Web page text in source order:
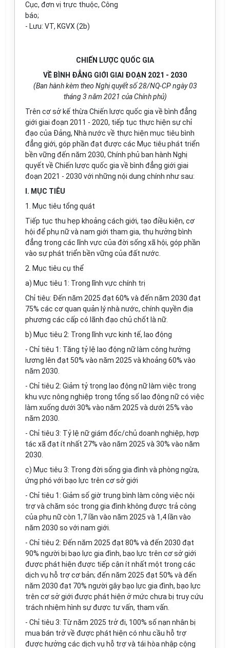
Cục, đơn vị trực thuộc, Công
báo;
- Lưu: VT, KGVX (2b)
CHIẾN LƯỢC QUỐC GIA
VỀ BÌNH ĐẲNG GIỚI GIAI ĐOẠN 2021 - 2030
(Ban hành kèm theo Nghị quyết số 28/NQ-CP ngày 03
tháng 3 năm 2021 của Chính phủ)
Trên cơ sở kế thừa Chiến lược quốc gia về bình đẳng
giới giai đoạn 2011 - 2020, tiếp tục thực hiện sự chỉ
đạo của Đảng, Nhà nước về thực hiện mục tiêu bình
đẳng giới, góp phần đạt được các Mục tiêu phát triển
bền vững đến năm 2030, Chính phủ ban hành Nghị
quyết về Chiến lược quốc gia về bình đẳng giới giai
đoạn 2021 - 2030 với những nội dung chính như sau:
I. MỤC TIÊU
1. Mục tiêu tổng quát
Tiếp tục thu hẹp khoảng cách giới, tạo điều kiện, cơ
hội để phụ nữ và nam giới tham gia, thụ hưởng bình
đẳng trong các lĩnh vực của đời sống xã hội, góp phần
vào sự phát triển bền vững của đất nước.
2. Mục tiêu cụ thể
a) Mục tiêu 1: Trong lĩnh vực chính trị
Chỉ tiêu: Đến năm 2025 đạt 60% và đến năm 2030 đạt
75% các cơ quan quản lý nhà nước, chính quyền địa
phương các cấp có lãnh đạo chủ chốt là nữ.
b) Mục tiêu 2: Trong lĩnh vực kinh tế, lao động
- Chỉ tiêu 1: Tăng tỷ lệ lao động nữ làm công hưởng
lương lên đạt 50% vào năm 2025 và khoảng 60% vào
năm 2030.
- Chỉ tiêu 2: Giảm tỷ trọng lao động nữ làm việc trong
khu vực nông nghiệp trong tổng số lao động nữ có việc
làm xuống dưới 30% vào năm 2025 và dưới 25% vào
năm 2030.
- Chỉ tiêu 3: Tỷ lệ nữ giám đốc/chủ doanh nghiệp, hợp
tác xã đạt ít nhất 27% vào năm 2025 và 30% vào năm
2030.
c) Mục tiêu 3: Trong đời sống gia đình và phòng ngừa,
ứng phó với bạo lực trên cơ sở giới
- Chỉ tiêu 1: Giảm số giờ trung bình làm công việc nội
trợ và chăm sóc trong gia đình không được trả công
của phụ nữ còn 1,7 lần vào năm 2025 và 1,4 lần vào
năm 2030 so với nam giới.
- Chỉ tiêu 2: Đến năm 2025 đạt 80% và đến 2030 đạt
90% người bị bạo lực gia đình, bạo lực trên cơ sở giới
được phát hiện được tiếp cận ít nhất một trong các
dịch vụ hỗ trợ cơ bản; đến năm 2025 đạt 50% và đến
năm 2030 đạt 70% người gây bạo lực gia đình, bạo lực
trên cơ sở giới được phát hiện ở mức chưa bị truy cứu
trách nhiệm hình sự được tư vấn, tham vấn.
- Chỉ tiêu 3: Từ năm 2025 trở đi, 100% số nạn nhân bị
mua bán trở về được phát hiện có nhu cầu hỗ trợ
được hưởng các dịch vụ hỗ trợ và tái hòa nhập cộng